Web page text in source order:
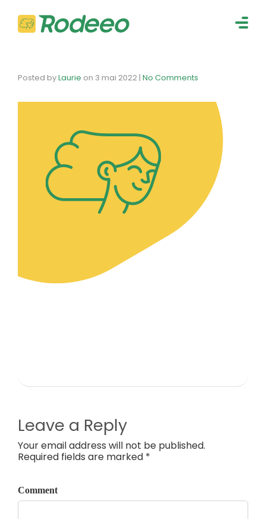
Posted byLaurie on 3 mai 2022 | No Comments
Leave a Reply
Your email address will not be published.
Required fields are marked *
Comment